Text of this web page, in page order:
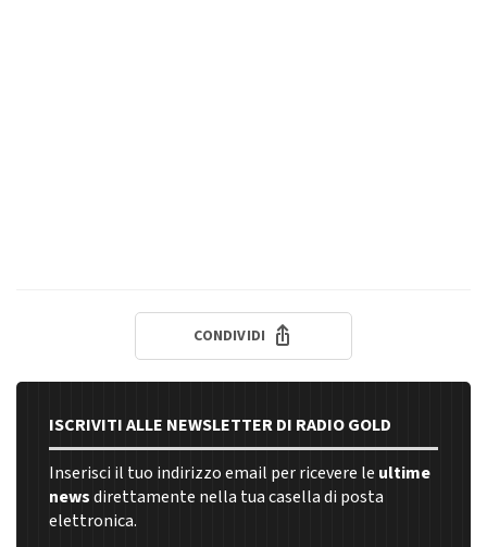
CONDIVIDI
ISCRIVITI ALLE NEWSLETTER DI RADIO GOLD
Inserisci il tuo indirizzo email per ricevere le ultime
newsdirettamente nella tua casella di posta
elettronica.